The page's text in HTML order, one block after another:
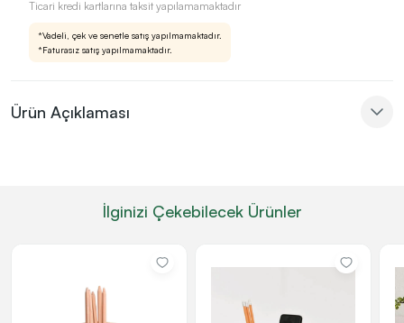
Ürün Açıklaması
Ticari kredi kartlarına taksit yapılamamaktadır
*Vadeli, çek ve senetle satış yapılmamaktadır.
*Faturasız satış yapılmamaktadır.
İlginizi Çekebilecek Ürünler